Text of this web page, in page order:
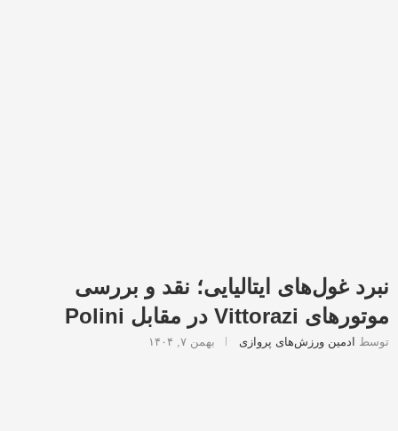
نبرد غول‌های ایتالیایی؛ نقد و بررسی
موتورهای Vittorazi در مقابل Polini
توسط ادمین ورزش‌های پروازی بهمن ۷, ۱۴۰۴